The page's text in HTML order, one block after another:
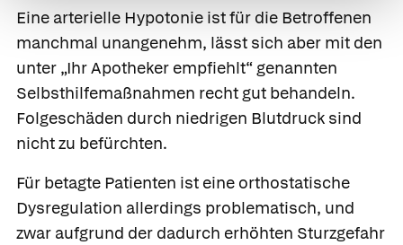
Eine arterielle Hypotonie ist für die Betroffenen
manchmal unangenehm, lässt sich aber mit den
unter „Ihr Apotheker empfiehlt“ genannten
Selbsthilfemaßnahmen recht gut behandeln.
Folgeschäden durch niedrigen Blutdruck sind
nicht zu befürchten.
Für betagte Patienten ist eine orthostatische
Dysregulation allerdings problematisch, und
zwar aufgrund der dadurch erhöhten Sturzgefahr